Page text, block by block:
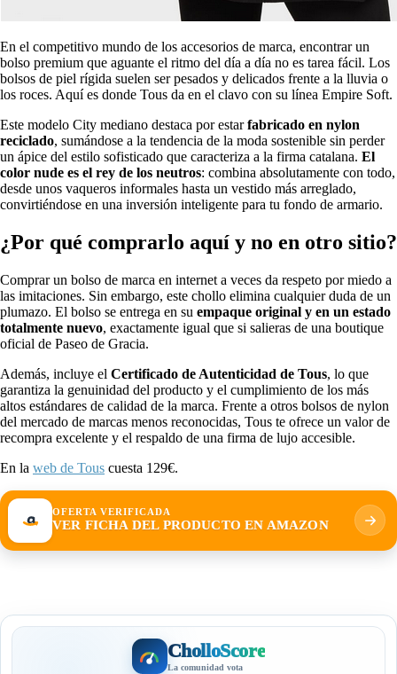
En el competitivo mundo de los accesorios de marca, encontrar un
bolso premium que aguante el ritmo del día a día no es tarea fácil. Los
bolsos de piel rígida suelen ser pesados y delicados frente a la lluvia o
los roces. Aquí es donde Tous da en el clavo con su línea Empire Soft.
Este modelo City mediano destaca por estarfabricado en nylon
reciclado, sumándose a la tendencia de la moda sostenible sin perder
un ápice del estilo sofisticado que caracteriza a la firma catalana. El
color nude es el rey de los neutros: combina absolutamente con todo,
desde unos vaqueros informales hasta un vestido más arreglado,
convirtiéndose en una inversión inteligente para tu fondo de armario.
¿Por qué comprarlo aquí y no en otro sitio?
Comprar un bolso de marca en internet a veces da respeto por miedo a
las imitaciones. Sin embargo, este chollo elimina cualquier duda de un
plumazo. El bolso se entrega en su empaque original y en un estado
totalmente nuevo, exactamente igual que si salieras de una boutique
oficial de Paseo de Gracia.
Además, incluye el Certificado de Autenticidad de Tous, lo que
garantiza la genuinidad del producto y el cumplimiento de los más
altos estándares de calidad de la marca. Frente a otros bolsos de nylon
del mercado de marcas menos reconocidas, Tous te ofrece un valor de
recompra excelente y el respaldo de una firma de lujo accesible.
En la web de Tous cuesta 129€.
OFERTA VERIFICADA
VER FICHA DEL PRODUCTO EN AMAZON
CholloScore
La comunidad vota